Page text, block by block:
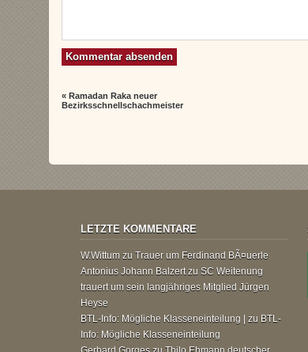
«Ramadan Raka neuer
Bezirksschnellschachmeister
LETZTE KOMMENTARE
W.Wittum zu Trauer um Ferdinand BÃ¤uerle
Antonius Johann Balzertzu SC Weitenung
trauert um sein langjähriges Mitglied Jürgen
Heyse
BTL-Info: Mögliche Klasseneinteilung | zu BTL-
Info: Mögliche Klasseneinteilung